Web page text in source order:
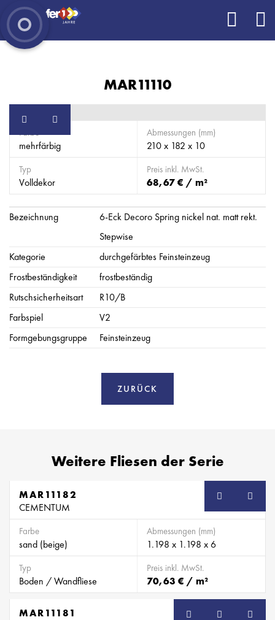
MAR11110
Farbe
mehrfärbig
Abmessungen (mm)
210 x 182 x 10
Typ
Volldekor
Preis inkl. MwSt.
68,67 € / m²
Bezeichnung
6-Eck Decoro Spring nickel nat. matt rekt.
Stepwise
Kategorie
durchgefärbtes Feinsteinzeug
Frostbeständigkeit
frostbeständig
Rutschsicherheitsart
R10/B
Farbspiel
V2
Formgebungsgruppe
Feinsteinzeug
ZURÜCK
Weitere Fliesen der Serie
MAR11182
CEMENTUM
Farbe
sand (beige)
Abmessungen (mm)
1.198 x 1.198 x 6
Typ
Boden / Wandfliese
Preis inkl. MwSt.
70,63 € / m²
MAR11181